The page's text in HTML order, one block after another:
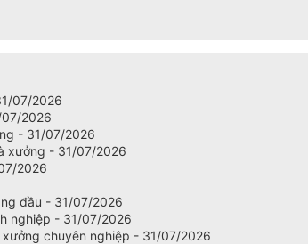
07/2026
2026
- 31/07/2026
xưởng - 31/07/2026
2026
đầu - 31/07/2026
nghiệp - 31/07/2026
chuyên nghiệp - 31/07/2026